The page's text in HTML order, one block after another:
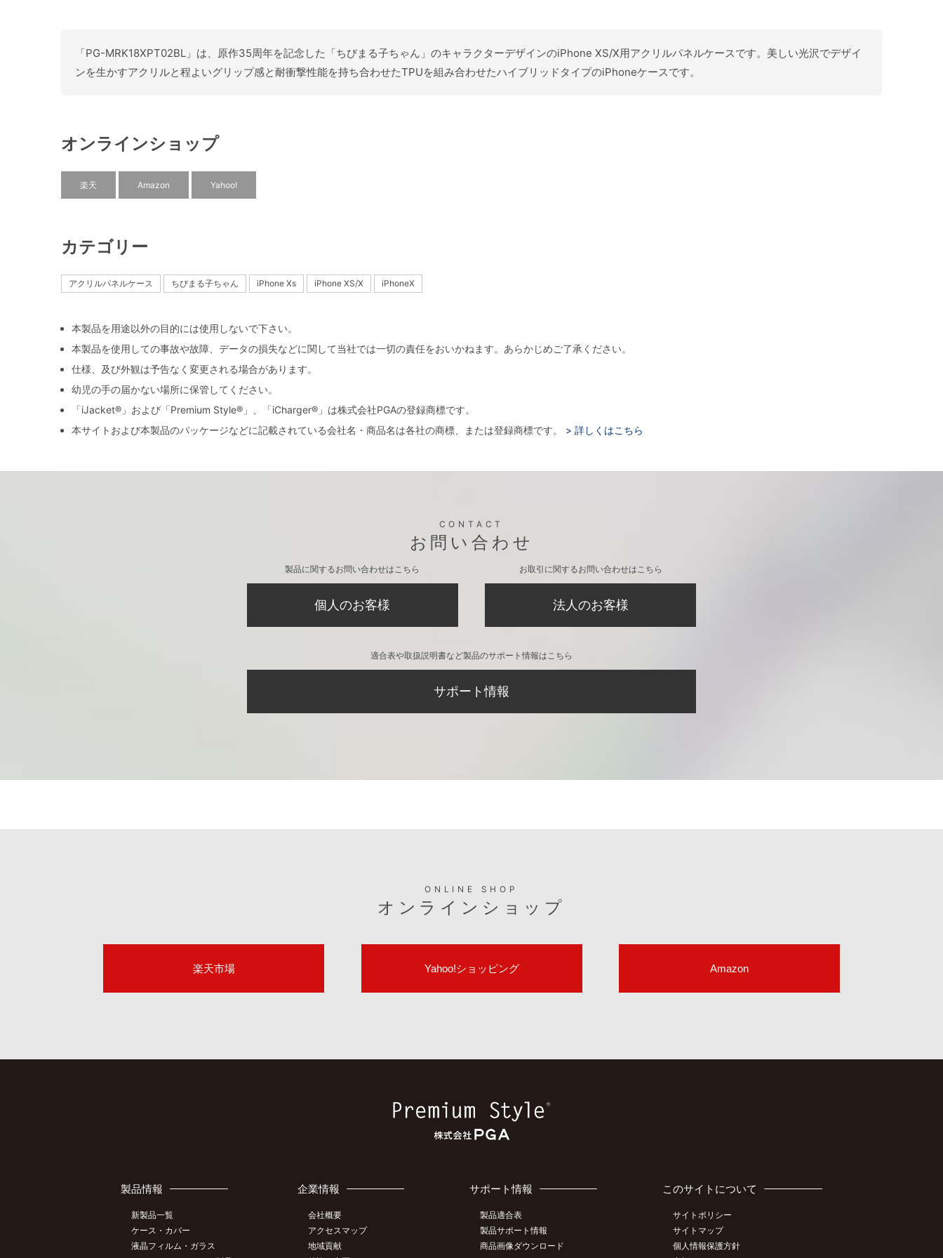
「PG-MRK18XPT02BL」は、原作35周年を記念した「ちびまる子ちゃん」のキャラクターデザインのiPhone XS/X用アクリルパネルケースです。美しい光沢でデザイ
ンを生かすアクリルと程よいグリップ感と耐衝撃性能を持ち合わせたTPUを組み合わせたハイブリッドタイプのiPhoneケースです。
オンラインショップ
楽天 Amazon Yahoo!
カテゴリー
アクリルパネルケース ちびまる子ちゃん iPhone Xs iPhone XS/X iPhoneX
本製品を用途以外の目的には使用しないで下さい。
本製品を使用しての事故や故障、データの損失などに関して当社では一切の責任をおいかねます。あらかじめご了承ください。
仕様、及び外観は予告なく変更される場合があります。
幼児の手の届かない場所に保管してください。
「iJacket®」および「Premium Style®」、「iCharger®」は株式会社PGAの登録商標です。
本サイトおよび本製品のパッケージなどに記載されている会社名・商品名は各社の商標、または登録商標です。
> 詳しくはこちら
CONTACT
お問い合わせ
製品に関するお問い合わせはこちら
個人のお客様
お取引に関するお問い合わせはこちら
法人のお客様
適合表や取扱説明書など製品のサポート情報はこちら
サポート情報
ONLINE SHOP
オンラインショップ
楽天市場 Yahoo!ショッピング Amazon
製品情報
新製品一覧
ケース・カバー
液晶フィルム・ガラス
企業情報
会社概要
アクセスマップ
地域貢献
サポート情報
製品適合表
製品サポート情報
商品画像ダウンロード
このサイトについて
サイトポリシー
サイトマップ
個人情報保護方針